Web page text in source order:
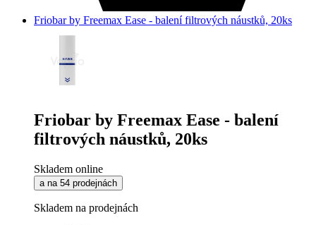
Friobar by Freemax Ease - balení filtrových náustků, 20ks
Friobar by Freemax Ease - balení
filtrových náustků, 20ks
Skladem online
a na 54 prodejnách
Skladem na prodejnách